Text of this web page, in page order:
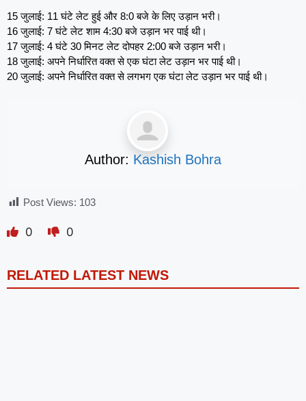
15 जुलाई: 11 घंटे लेट हुई और 8:0 बजे के लिए उड़ान भरी।
16 जुलाई: 7 घंटे लेट शाम 4:30 बजे उड़ान भर पाई थी।
17 जुलाई: 4 घंटे 30 मिनट लेट दोपहर 2:00 बजे उड़ान भरी।
18 जुलाई: अपने निर्धारित वक्त से एक घंटा लेट उड़ान भर पाई थी।
20 जुलाई: अपने निर्धारित वक्त से लगभग एक घंटा लेट उड़ान भर पाई थी।
Author: Kashish Bohra
Post Views: 103
0 0
RELATED LATEST NEWS